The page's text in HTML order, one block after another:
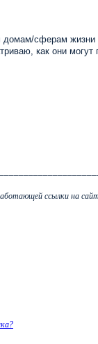
сферам
как они могут
ссылки на